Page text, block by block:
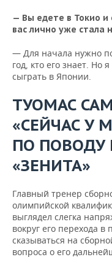
— Вы едете в Токио и
вас лично уже стала
— Для начала нужно
год, кто его знает. Но
сыграть в Японии.
ТУОМАС
«СЕЙЧАС У
ПО ПОВОДУ
«ЗЕНИТА»
Главный тренер
олимпийской
выглядел слегка
вокруг его перехода
сказываться на
вопроса о его